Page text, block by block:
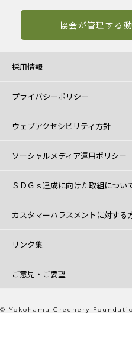
協会が管理する
採用情報
プライバシーポリシー
ウェブアクセシビリティ方針
ソーシャルメディア運用ポリシー
ＳＤＧｓ達成に向けた取組につい
カスタマーハラスメントに対する
リンク集
ご意見・ご要望
© Yokohama Greenery